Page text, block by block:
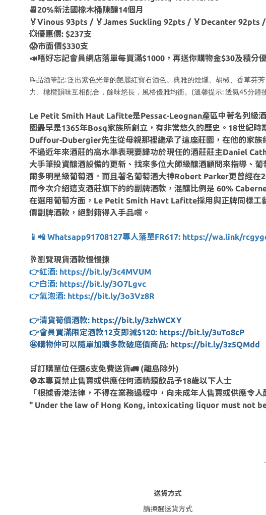
📆20%新法國橡木桶陳釀14個月
🏅Vinous 93pts / 🏅James Suckling 92pts / 🏅Decanter 92pts
💥優惠價: $237支
😱市面價$330支
📣唔好忘記會員網店落單每買滿$1000，再送你購物金$30及積分
📝品酒筆記: 泛出紫色光暈的艷麗紅寶石酒色。典雅的煙燻、胡椒、香草芬
力、橄欖韻味互相配合，餘味悠長，風格優雅均衡。 (溫馨提示: 透氣45分鐘
Le Petit Smith Haut Lafitte是Pessac-Leognan產區中著名列級
園最早是1365年Bosq家族所創立，有非常悠久的歷史。18世紀
Duffour-Dubergier先生從母親那裡繼承了這座莊園，在他的家族
不過近年來酒莊的高水準表現要歸功於現任的酒莊莊主Daniel
大手筆投資釀酒設備的更新、找來多位大師級釀酒顧問來指導、
爾多明星級葡萄酒。而且著名葡萄酒大神Robert Parker更曾經在
而今次介紹這支酒莊旗下的的副牌酒款，混釀比例是 60%
在選用葡萄方面，Le Petit Smith Havt Lafitte採用與正牌同樣工
價副牌酒款，絕對籍得入手品嚐。
📱📲 Whatsapp91708127專人落單FR617: https://wa.link/
🥂瀏覽現貨酒款慢慢揀
👉紅酒: https://bit.ly/3c4MVUM
👉白酒: https://bit.ly/3O7Lgvc
👉氣泡酒: https://bit.ly/3o3Vz8R
👉清貨筍價酒款: https://bit.ly/3zhWCXY
👉會員買滿限定酒款12支即減$120: https://bit.ly/3uTo8cP
🤩購物仲可以隨單加購多款破底價商品: https://bit.ly/3z5QMdd
🛒訂購單位任選6支免費送貨🚛 (離島除外)
🚫本專頁禁止售賣或供應任何酒精類飲品予18歲以下人士
「根據香港法律，不得在業務過程中，向未成年人售賣或供應令人
" Under the law of Hong Kong, intoxicating liquor must not
送貨方式
請揀選送貨方式